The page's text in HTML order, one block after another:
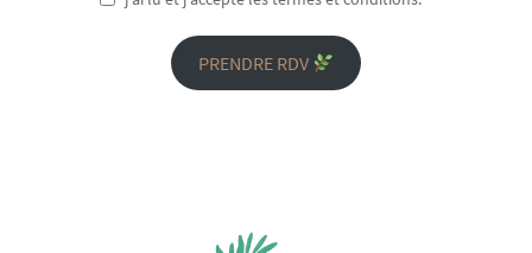
PRENDRE RDV